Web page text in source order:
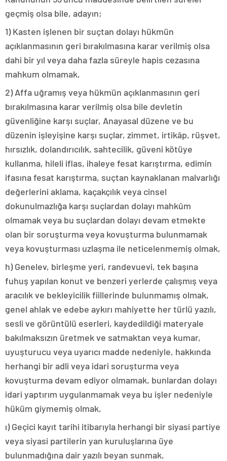
geçmiş olsa bile, adayın;
1) Kasten işlenen bir suçtan dolayı hükmün
açıklanmasının geri bırakılmasına karar verilmiş olsa
dahi bir yıl veya daha fazla süreyle hapis cezasına
mahkum olmamak,
2) Affa uğramış veya hükmün açıklanmasının geri
bırakılmasına karar verilmiş olsa bile devletin
güvenliğine karşı suçlar, Anayasal düzene ve bu
düzenin işleyişine karşı suçlar, zimmet, irtikâp, rüşvet,
hırsızlık, dolandırıcılık, sahtecilik, güveni kötüye
kullanma, hileli iflas, ihaleye fesat karıştırma, edimin
ifasına fesat karıştırma, suçtan kaynaklanan malvarlığı
değerlerini aklama, kaçakçılık veya cinsel
dokunulmazlığa karşı suçlardan dolayı mahkûm
olmamak veya bu suçlardan dolayı devam etmekte
olan bir soruşturma veya kovuşturma bulunmamak
veya kovuşturması uzlaşma ile neticelenmemiş olmak,
h) Genelev, birleşme yeri, randevuevi, tek başına
fuhuş yapılan konut ve benzeri yerlerde çalışmış veya
aracılık ve bekleyicilik fiillerinde bulunmamış olmak,
genel ahlak ve edebe aykırı mahiyette her türlü yazılı,
sesli ve görüntülü eserleri, kaydedildiği materyale
bakılmaksızın üretmek ve satmaktan veya kumar,
uyuşturucu veya uyarıcı madde nedeniyle, hakkında
herhangi bir adli veya idari soruşturma veya
kovuşturma devam ediyor olmamak, bunlardan dolayı
idari yaptırım uygulanmamak veya bu işler nedeniyle
hüküm giymemiş olmak,
ı) Geçici kayıt tarihi itibarıyla herhangi bir siyasi partiye
veya siyasi partilerin yan kuruluşlarına üye
bulunmadığına dair yazılı beyan sunmak,